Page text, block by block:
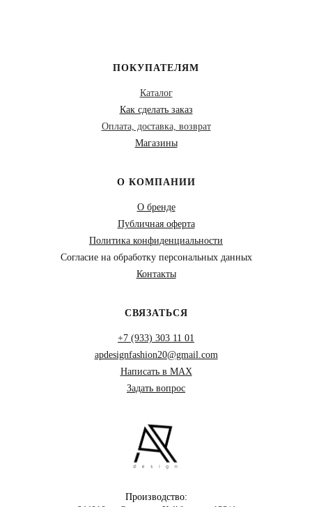
ПОКУПАТЕЛЯМ
Каталог
Как сделать заказ
Оплата, доставка, возврат
Магазины
О КОМПАНИИ
О бренде
Публичная оферта
Политика конфиденциальности
Согласие на обработку персональных данных
Контакты
СВЯЗАТЬСЯ
+7 (933) 303 11 01
apdesignfashion20@gmail.com
Написать в MAX
Задать вопрос
Производство: